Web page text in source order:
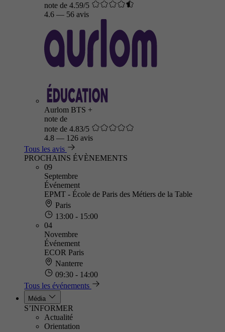
note de 4.59/5
4.6 — 56 avis
Aurlom BTS +
note de
note de 4.83/5
4.8 — 126 avis
Tous les avis
PROCHAINS ÉVÈNEMENTS
09
Septembre
Événement
EPMT - École de Paris des Métiers de la Table
Paris
13:00 - 15:00
04
Novembre
Événement
ECOR Paris
Nanterre
09:30 - 14:00
Tous les événements
Média
S’INFORMER
Actualité
Orientation